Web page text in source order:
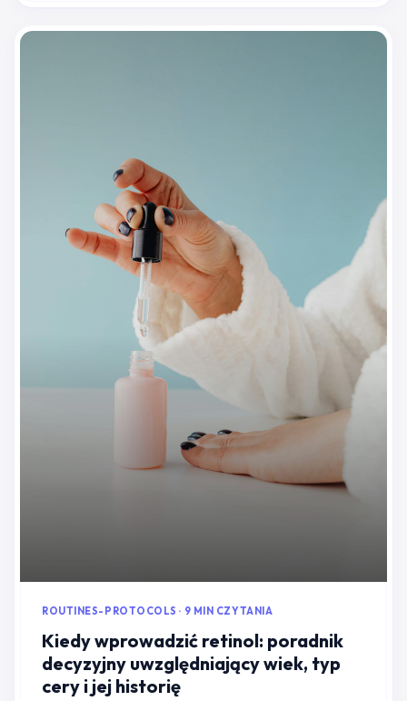
ROUTINES-PROTOCOLS · 9 MIN CZYTANIA
Kiedy wprowadzić retinol: poradnik
decyzyjny uwzględniający wiek, typ
cery i jej historię